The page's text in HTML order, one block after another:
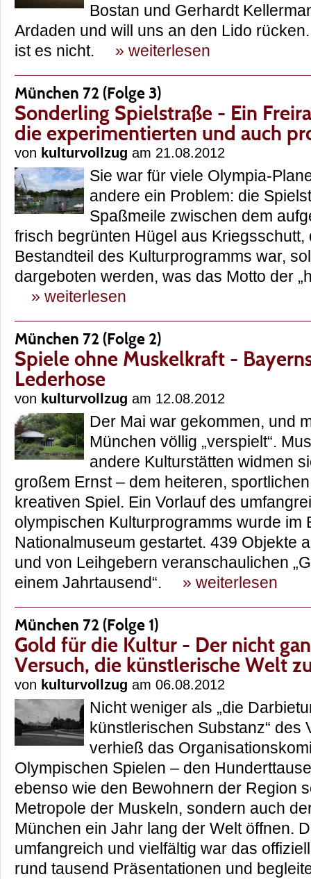
Bostan und Gerhardt
Ardaden und will uns an den Lido
ist es nicht. » weiterlesen
München 72 (Folge 3)
Sonderling Spielstraße - Ein
die experimentierten und auch
von kulturvollzug am 21.08.2012
Sie war für viele Olympia-
andere ein Problem: die
Spaßmeile zwischen dem
frisch begrünten Hügel aus
Bestandteil des Kulturprogramms war,
dargeboten werden, was das Motto der
» weiterlesen
München 72 (Folge 2)
Spiele ohne Muskelkraft -
Lederhose
von kulturvollzug am 12.08.2012
Der Mai war gekommen, und
München völlig „verspielt“.
andere Kulturstätten widmen
großem Ernst – dem heiteren,
kreativen Spiel. Ein Vorlauf des
olympischen Kulturprogramms wurde im
Nationalmuseum gestartet. 439 Objekte
und von Leihgebern veranschaulichen
einem Jahrtausend“. » weiterlesen
München 72 (Folge 1)
Gold für die Kultur - Der nicht
Versuch, die künstlerische Welt
von kulturvollzug am 06.08.2012
Nicht weniger als „die
künstlerischen Substanz“ des
verhieß das
Olympischen Spielen – den
ebenso wie den Bewohnern der Region
Metropole der Muskeln, sondern auch
München ein Jahr lang der Welt öffnen.
umfangreich und vielfältig war das
rund tausend Präsentationen und